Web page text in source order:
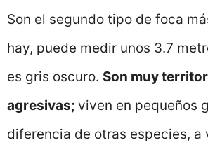
Son el segundo tipo de foca
hay, puede medir unos 3.7
es gris oscuro. Son muy
agresivas; viven en pequeños
diferencia de otras especies, a